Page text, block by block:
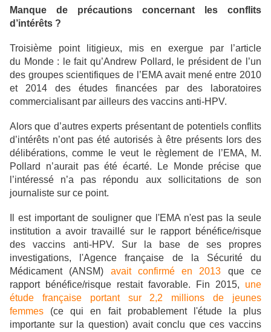
Manque de précautions concernant les conflits
d’intérêts ?
Troisième point litigieux, mis en exergue par l’article
du Monde : le fait qu’Andrew Pollard, le président de l’un
des groupes scientifiques de l’EMA avait mené entre 2010
et 2014 des études financées par des laboratoires
commercialisant par ailleurs des vaccins anti-HPV.
Alors que d’autres experts présentant de potentiels conflits
d’intérêts n’ont pas été autorisés à être présents lors des
délibérations, comme le veut le règlement de l’EMA, M.
Pollard n’aurait pas été écarté. Le Monde précise que
l’intéressé n’a pas répondu aux sollicitations de son
journaliste sur ce point.
Il est important de souligner que l'EMA n'est pas la seule
institution a avoir travaillé sur le rapport bénéfice/risque
des vaccins anti-HPV. Sur la base de ses propres
investigations, l'Agence française de la Sécurité du
Médicament (ANSM) avait confirmé en 2013 que ce
rapport bénéfice/risque restait favorable. Fin 2015, une
étude française portant sur 2,2 millions de jeunes
femmes (ce qui en fait probablement l'étude la plus
importante sur la question) avait conclu que ces vaccins